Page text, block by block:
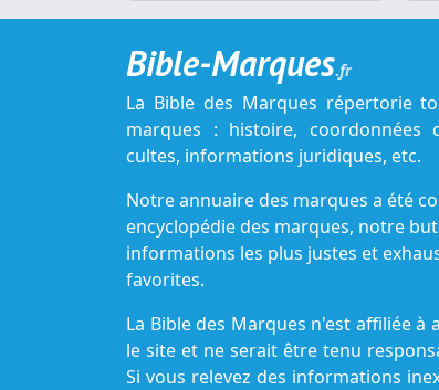
Bible-Marques.fr
La Bible des Marques répertorie
marques : histoire, coordonnées
cultes, informations juridiques, etc.
Notre annuaire des marques a été
encyclopédie des marques, notre
informations les plus justes et
favorites.
La Bible des Marques n'est affiliée
le site et ne serait être tenu
Si vous relevez des informations